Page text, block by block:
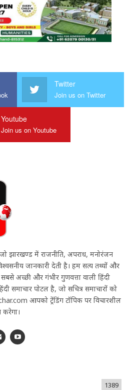
Twitter
Join us on Twitter
Youtube
Join us on Youtube
झारखण्ड में राजनीति, अपराध, मनोरंजन
जानकारी देती है। हम सत्य तथ्यों और
अच्छी और गंभीर गुणवत्ता वाली हिंदी
समाचार पोर्टल है, जो सचित्र समाचारों को
आपको ट्रेंडिंग टॉपिक पर विचारशील
करेगा।
1389